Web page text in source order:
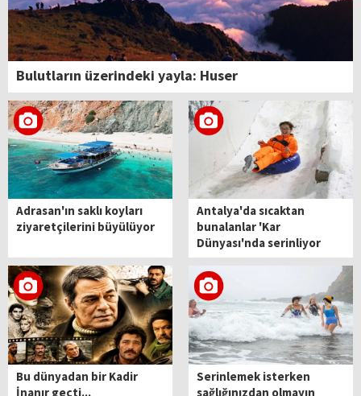
Bulutların üzerindeki yayla: Huser
Adrasan'ın saklı koyları
ziyaretçilerini büyülüyor
Antalya'da sıcaktan
bunalanlar 'Kar
Dünyası'nda serinliyor
Bu dünyadan bir Kadir
İnanır geçti...
Serinlemek isterken
sağlığınızdan olmayın